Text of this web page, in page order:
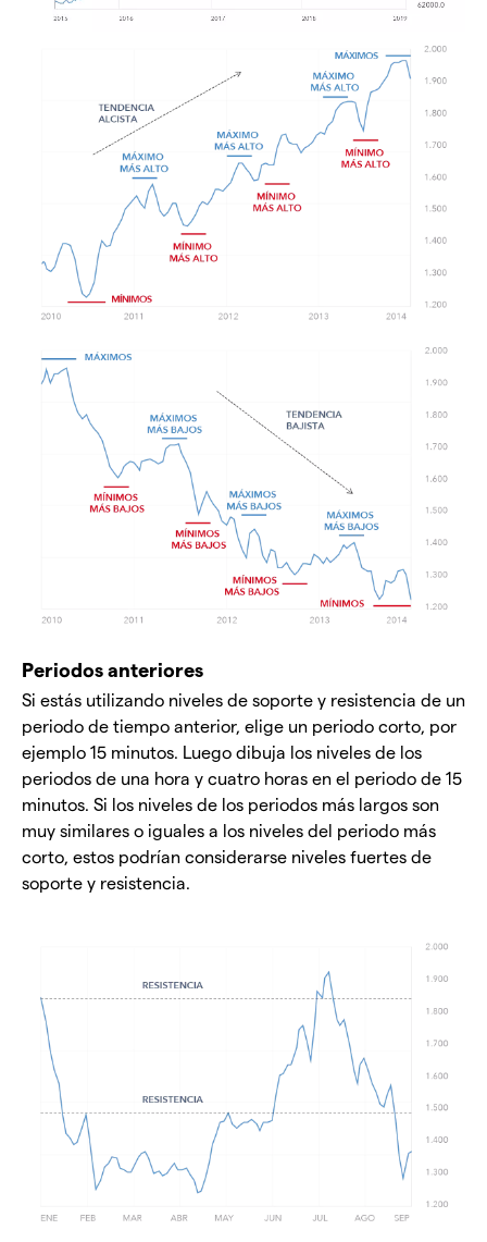
Periodos anteriores
Si estás utilizando niveles de soporte y resistencia de un
periodo de tiempo anterior, elige un periodo corto, por
ejemplo 15 minutos. Luego dibuja los niveles de los
periodos de una hora y cuatro horas en el periodo de 15
minutos. Si los niveles de los periodos más largos son
muy similares o iguales a los niveles del periodo más
corto, estos podrían considerarse niveles fuertes de
soporte y resistencia.